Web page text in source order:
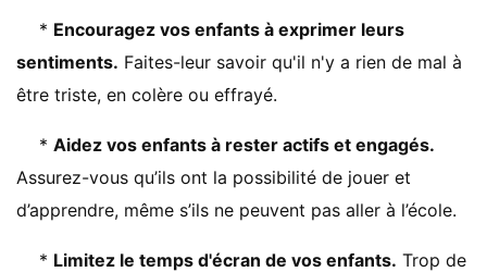
* Encouragez vos enfants à exprimer leurs
sentiments. Faites-leur savoir qu'il n'y a rien de mal à
être triste, en colère ou effrayé.
* Aidez vos enfants à rester actifs et engagés.
Assurez-vous qu’ils ont la possibilité de jouer et
d’apprendre, même s’ils ne peuvent pas aller à l’école.
* Limitez le temps d'écran de vos enfants. Trop de